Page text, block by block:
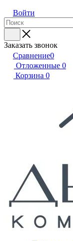
Войти
Заказать звонок
Сравнение0
Отложенные 0
Корзина 0